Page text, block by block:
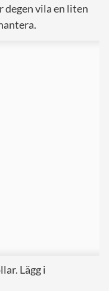
degen vila en liten
Lägg i